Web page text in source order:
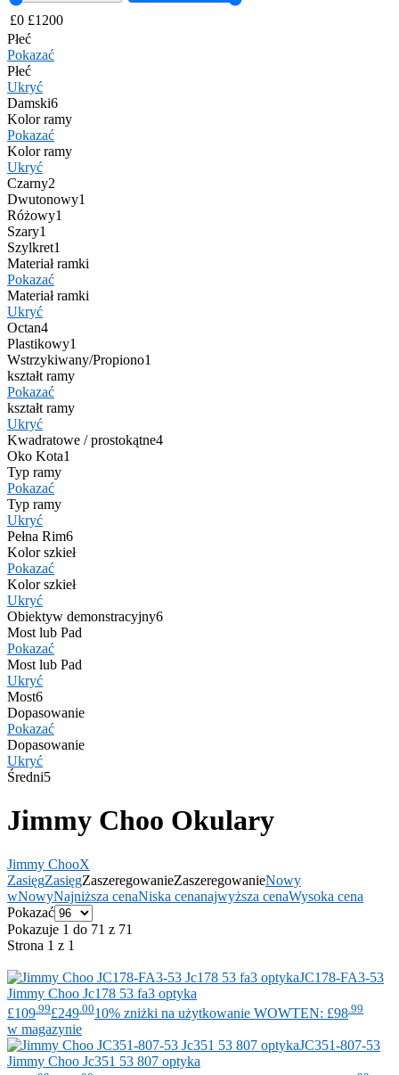
£0 £1200
Płeć
Pokazać
Płeć
Ukryć
Damski6
Kolor ramy
Pokazać
Kolor ramy
Ukryć
Czarny2
Dwutonowy1
Różowy1
Szary1
Szylkret1
Materiał ramki
Pokazać
Materiał ramki
Ukryć
Octan4
Plastikowy1
Wstrzykiwany/Propiono1
kształt ramy
Pokazać
kształt ramy
Ukryć
Kwadratowe / prostokątne4
Oko Kota1
Typ ramy
Pokazać
Typ ramy
Ukryć
Pełna Rim6
Kolor szkieł
Pokazać
Kolor szkieł
Ukryć
Obiektyw demonstracyjny6
Most lub Pad
Pokazać
Most lub Pad
Ukryć
Most6
Dopasowanie
Pokazać
Dopasowanie
Ukryć
Średni5
Jimmy Choo Okulary
Jimmy ChooX
ZasięgZasięgZaszeregowanieZaszeregowanieNowy
wNowyNajniższa cenaNiska cenanajwyższa cenaWysoka cena
Pokazać
Pokazuje 1 do 71 z 71
Strona 1 z 1
JC178-FA3-53
Jimmy Choo Jc178 53 fa3 optyka
£109 .99£249 .0010% zniżki na użytkowanie WOWTEN: £98 .99
w magazynie
JC351-807-53
Jimmy Choo Jc351 53 807 optyka